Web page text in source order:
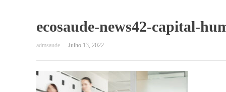
ecosaude-news42-capital-
Julho 13, 2022